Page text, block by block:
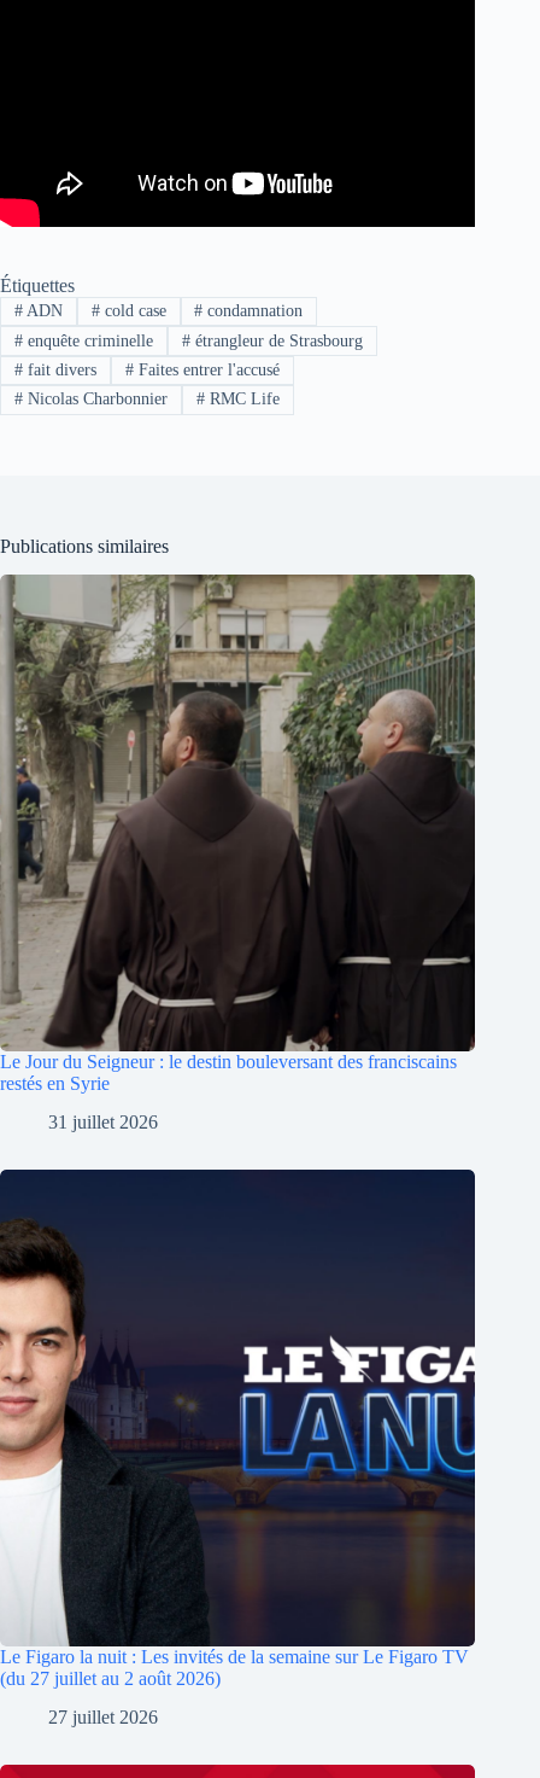
Étiquettes
#ADN #cold case # condamnation
#enquête criminelle #étrangleur de Strasbourg
#fait divers #Faites entrer l'accusé
#Nicolas Charbonnier #RMC Life
Publications similaires
Le Jour du Seigneur : le destin bouleversant des franciscains
restés en Syrie
31 juillet 2026
Le Figaro la nuit : Les invités de la semaine sur Le Figaro TV
(du 27 juillet au 2 août 2026)
27 juillet 2026